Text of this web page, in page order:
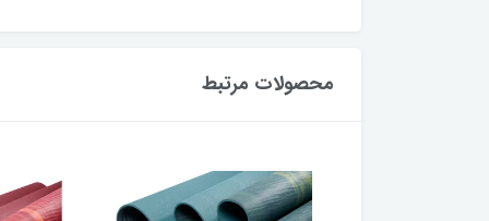
محصولات مرتبط